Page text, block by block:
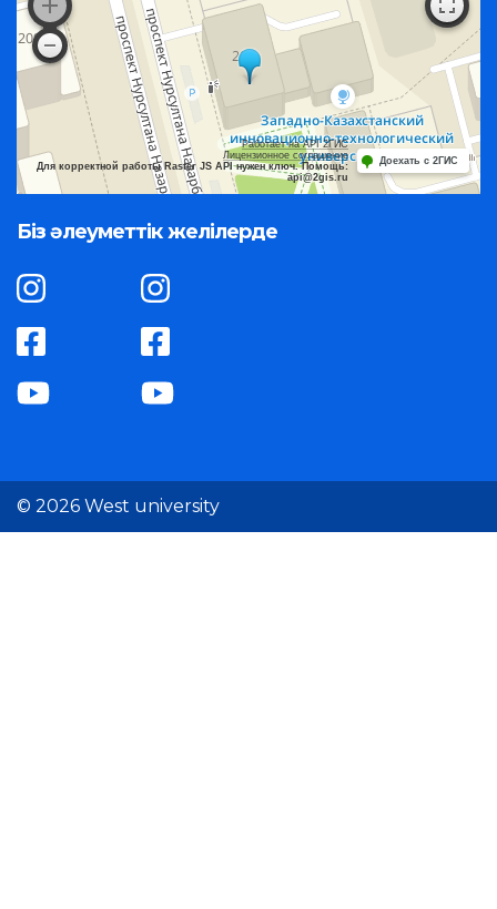
Работает на API 2ГИС
Лицензионное соглашение
Для корректной работы Raster JS API нужен ключ. Помощь:
api@2gis.ru
Доехать с 2ГИС
Біз әлеуметтік желілерде
© 2026 West university